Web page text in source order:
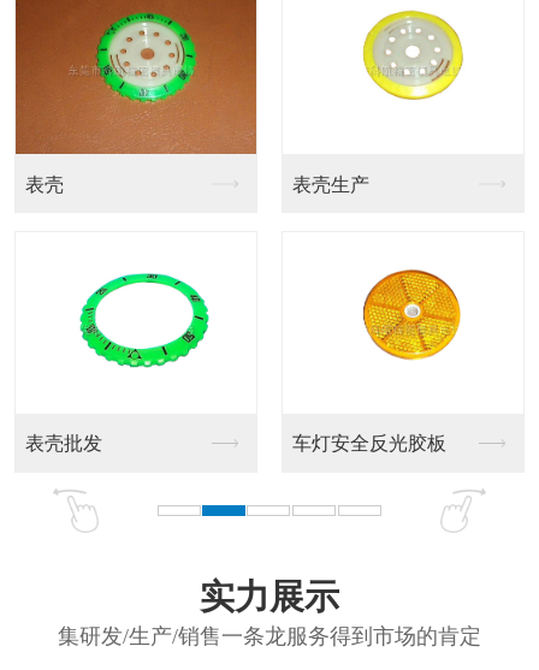
反光片生产 反光片供应商
反光片批发供应商 反光片销售
实力展示
集研发/生产/销售一条龙服务得到市场的肯定